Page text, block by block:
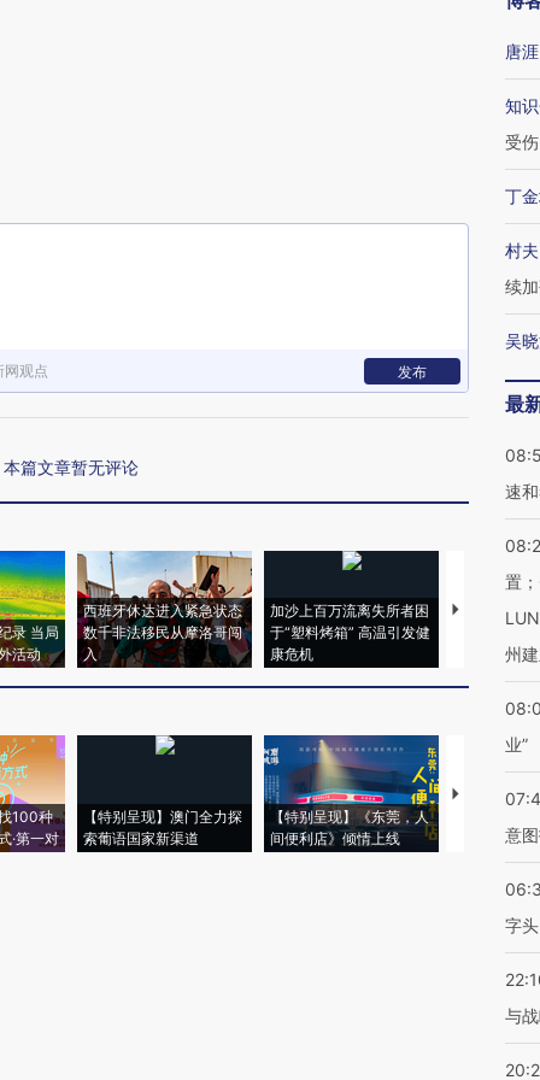
网观点 发布
本篇文章暂无评论
录 当局
活动
西班牙休达进入紧急状态
数千非法移民从摩洛哥闯
入
加沙上百万流离失所者困
于“塑料烤箱” 高温引发健
康危机
视线｜
心“花钱找虐
100种
·第一对
【特别呈现】澳门全力探
索葡语国家新渠道
【特别呈现】《东莞，人
间便利店》倾情上线
【推广】走
唐涯
知
受伤
丁
村
续
吴
最
速
置
州
业”
意
字头
与